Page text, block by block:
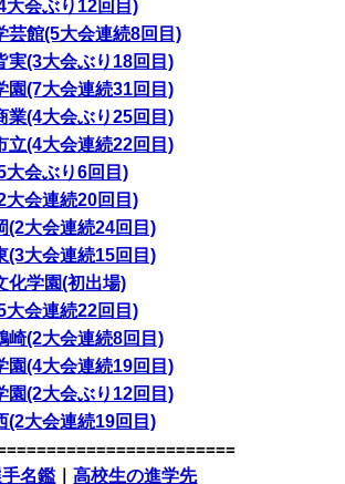
大会ぶり12回目)
芸館(5大会連続8回目)
実(3大会ぶり18回目)
園(7大会連続31回目)
業(4大会ぶり25回目)
立(4大会連続22回目)
大会ぶり6回目)
大会連続20回目)
(2大会連続24回目)
(3大会連続15回目)
化学園(初出場)
大会連続22回目)
崎(2大会連続8回目)
園(4大会連続19回目)
園(2大会ぶり12回目)
(2大会連続19回目)
名鑑 ｜高校生の進学先